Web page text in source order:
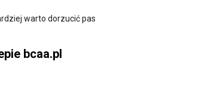
warto dorzucić pas
bcaa.pl